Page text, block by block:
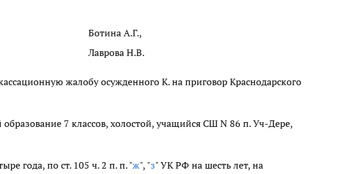
Ботина А.Г.,
Лаврова Н.В.
жалобу осужденного К. на приговор Краснодарского
7 классов, холостой, учащийся СШ N 86 п. Уч-Дере,
года, по ст. 105 ч. 2 п. п. "ж", "з" УК РФ на шесть лет, на